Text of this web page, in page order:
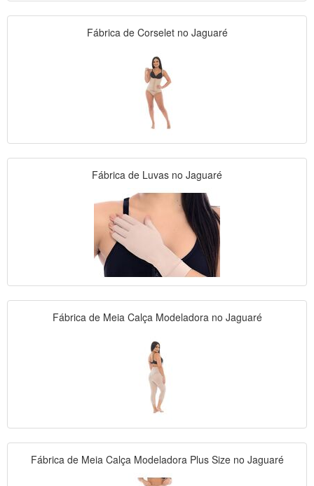
Fábrica de Corselet no Jaguaré
Fábrica de Luvas no Jaguaré
Fábrica de Meia Calça Modeladora no Jaguaré
Fábrica de Meia Calça Modeladora Plus Size no Jaguaré